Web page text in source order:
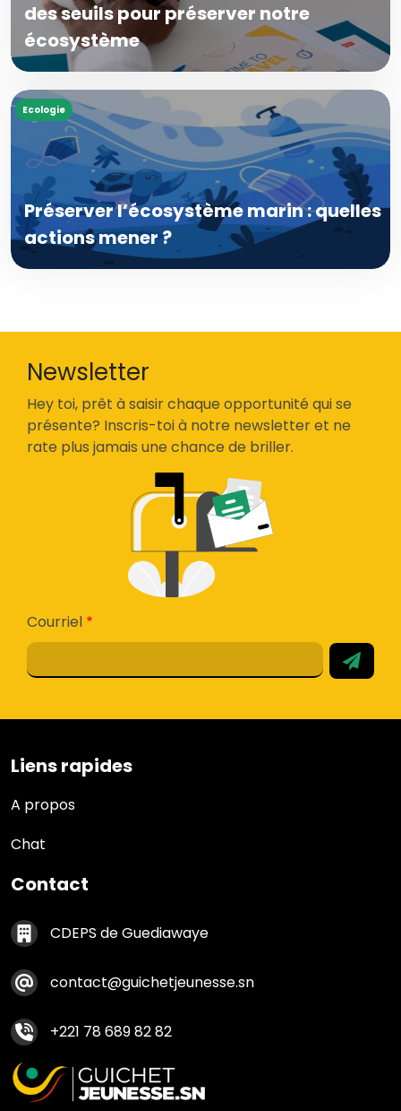
des seuils pour préserver notre
écosystème
Ecologie
Préserver l’écosystème marin : quelles
actions mener ?
Newsletter
Hey toi, prêt à saisir chaque opportunité qui se
présente? Inscris-toi à notre newsletter et ne
rate plus jamais une chance de briller.
Courriel
Liens rapides
Liens rapides
A propos
Chat
Contact
Contact footer
CDEPS de Guediawaye
contact@guichetjeunesse.sn
+221 78 689 82 82